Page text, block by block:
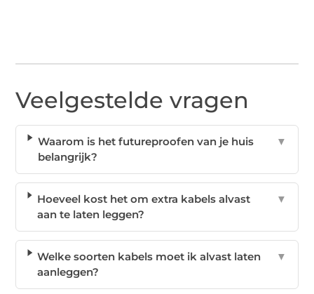
Veelgestelde vragen
Waarom is het futureproofen van je huis
belangrijk?
▼
Hoeveel kost het om extra kabels alvast
aan te laten leggen?
▼
Welke soorten kabels moet ik alvast laten
aanleggen?
▼